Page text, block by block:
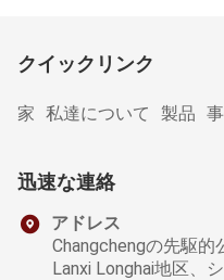
クイックリンク
家 私達について 製品
迅速な連絡
アドレス
Changchengの先駆的
Lanxi Longhai地区、